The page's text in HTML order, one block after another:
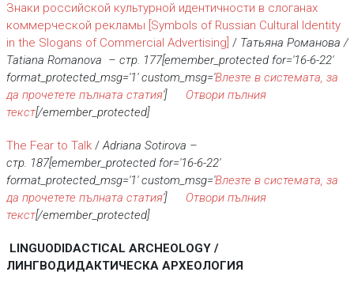
Знаки российской культурной идентичности в слоганах
коммерческой рек­ламы [Symbols of Russian Cultural Identity
in the Slogans of Commercial Advertising] / Татьяна Романова /
Tatiana Romanova – стр. 177[emember_protected for='16-6-22'
format_protected_msg='1' custom_msg='Влезте в системата, за
да прочетете пълната статия']
Отвори пълния
текст[/emember_protected]
The Fear to Talk /Adriana Sotirova –
стр. 187[emember_protected for='16-6-22'
format_protected_msg='1' custom_msg='Влезте в системата, за
да прочетете пълната статия']
Отвори пълния
текст[/emember_protected]
LINGUODIDACTICAL ARCHEOLOGY /
ЛИНГВОДИДАКТИЧЕСКА АРХЕОЛОГИЯ